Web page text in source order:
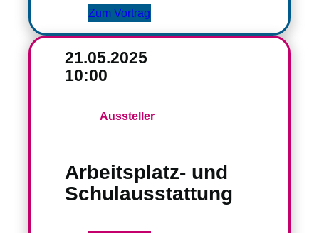
Zum Vortrag
21.05.2025
10:00
Aussteller
Arbeitsplatz- und
Schulausstattung